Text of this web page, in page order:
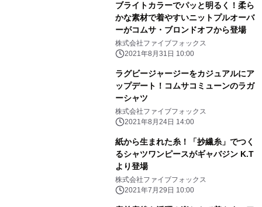
ブライトカラーでパッと明るく！柔ら
かな素材で着やすいニットプルオーバ
ーがコムサ・ブロンドオフから登場
株式会社ファイブフォックス
2021年8月31日 10:00
ラグビージャージーをカジュアルにア
ップデート！コムサコミューンのラガ
ーシャツ
株式会社ファイブフォックス
2021年8月24日 14:00
紙から生まれた糸！「抄繊糸」でつく
るシャツワンピースがギャバジン K.T
より登場
株式会社ファイブフォックス
2021年7月29日 10:00